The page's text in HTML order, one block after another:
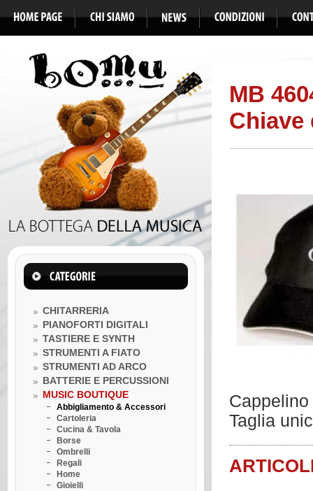
CHITARRERIA
PIANOFORTI DIGITALI
TASTIERE E SYNTH
STRUMENTI A FIATO
STRUMENTI AD ARCO
BATTERIE E PERCUSSIONI
MUSIC BOUTIQUE
Abbigliamento & Accessori
Cartoleria
Cucina & Tavola
Borse
Ombrelli
Regali
Home
Gioielli
MB
Taglia